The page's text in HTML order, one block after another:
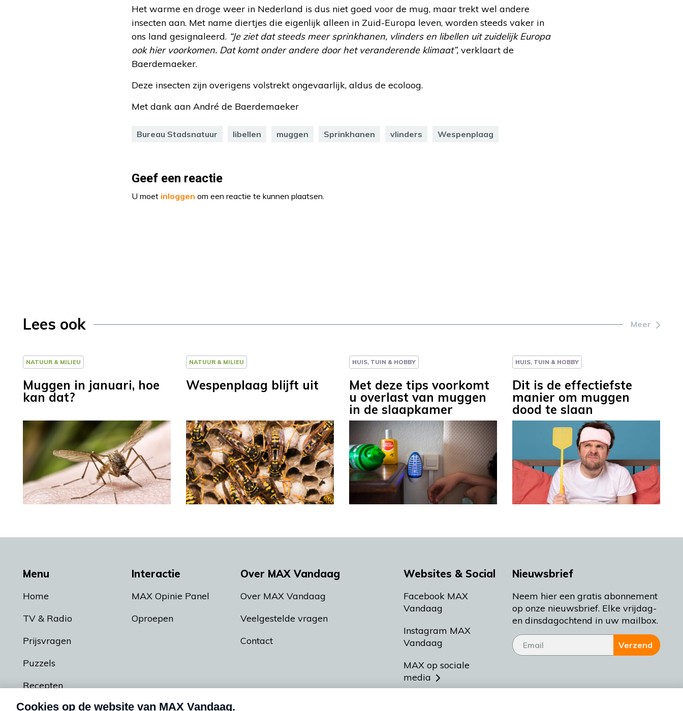
Het warme en droge weer in Nederland is dus niet goed voor de mug, maar trekt wel andere
insecten aan. Met name diertjes die eigenlijk alleen in Zuid-Europa leven, worden steeds vaker in
ons land gesignaleerd. “Je ziet dat steeds meer sprinkhanen, vlinders en libellen uit zuidelijk Europa
ook hier voorkomen. Dat komt onder andere door het veranderende klimaat”, verklaart de
Baerdemaeker.
Deze insecten zijn overigens volstrekt ongevaarlijk, aldus de ecoloog.
Met dank aan André de Baerdemaeker
Bureau Stadsnatuur libellen muggen Sprinkhanen vlinders Wespenplaag
Geef een reactie
U moet inloggen om een reactie te kunnen plaatsen.
Lees ook Meer
NATUUR & MILIEU
Muggen in januari, hoe
kan dat?
NATUUR & MILIEU
Wespenplaag blijft uit
HUIS, TUIN & HOBBY
Met deze tips voorkomt
u overlast van muggen
in de slaapkamer
HUIS, TUIN & HOBBY
Dit is de effectiefste
manier om muggen
dood te slaan
Menu
Home
TV & Radio
Prijsvragen
Puzzels
Recepten
Podcasts
Interactie
MAX Opinie Panel
Oproepen
Over MAX Vandaag
Over MAX Vandaag
Veelgestelde vragen
Contact
Websites & Social
Facebook MAX
Vandaag
Instagram MAX
Vandaag
MAX op sociale
media
Nieuwsbrief
Neem hier een gratis abonnement
op onze nieuwsbrief. Elke vrijdag-
en dinsdagochtend in uw mailbox.
Verzend